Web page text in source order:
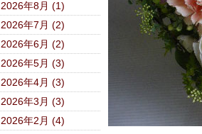
2026年8月 (1)
2026年7月 (2)
2026年6月 (2)
2026年5月 (3)
2026年4月 (3)
2026年3月 (3)
2026年2月 (4)